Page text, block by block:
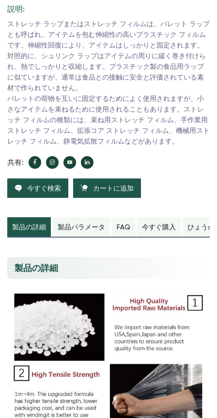
説明:
ストレッチ ラップまたはストレッチ フィルムは、パレット ラップ
とも呼ばれ、アイテムを包む伸縮性の高いプラスチック フィルム
です。伸縮性回復により、アイテムはしっかりと固定されます。
対照的に、シュリンク ラップはアイテムの周りに緩く巻き付けら
れ、熱でしっかりと収縮します。プラスチック製の食品用ラップ
に似ていますが、通常は食品との接触に安全と評価されている素
材で作られていません。
パレットの荷物を互いに固定するためによく使用されますが、小
さなアイテムを束ねるために使用されることもあります。ストレ
ッチ フィルムの種類には、束ね用ストレッチ フィルム、手作業用
ストレッチ フィルム、拡張コア ストレッチ フィルム、機械用スト
レッチ フィルム、静電気拡散フィルムなどがあります。
共有:
今すぐ検索 カートに追加
製品の詳細 製品パラメータ FAQ 今すぐ購入 ひょうか
製品の詳細